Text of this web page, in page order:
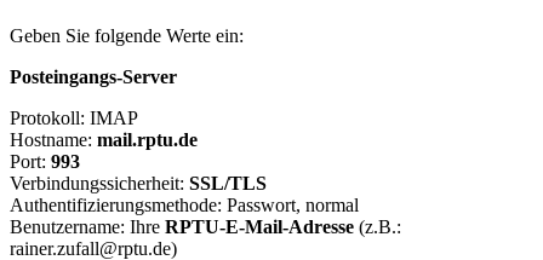
Geben Sie folgende Werte ein:
Posteingangs-Server
Protokoll: IMAP
Hostname: mail.rptu.de
Port: 993
Verbindungssicherheit: SSL/TLS
Authentifizierungsmethode: Passwort, normal
Benutzername: Ihre RPTU-E-Mail-Adresse (z.B.:
rainer.zufall@rptu.de)